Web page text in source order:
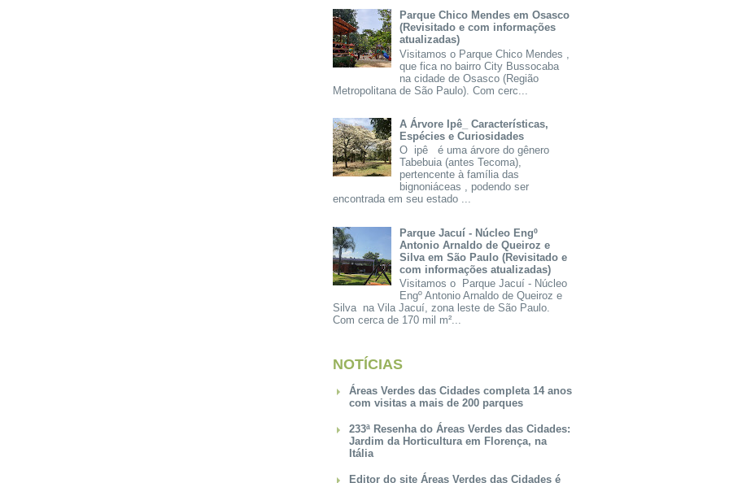
Parque Chico Mendes em Osasco
(Revisitado e com informações
atualizadas)
Visitamos o Parque Chico Mendes ,
que fica no bairro City Bussocaba
na cidade de Osasco (Região
Metropolitana de São Paulo). Com cerc...
A Árvore Ipê_ Características,
Espécies e Curiosidades
O ipê é uma árvore do gênero
Tabebuia (antes Tecoma),
pertencente à família das
bignoniáceas , podendo ser
encontrada em seu estado ...
Parque Jacuí - Núcleo Engº
Antonio Arnaldo de Queiroz e
Silva em São Paulo (Revisitado e
com informações atualizadas)
Visitamos o Parque Jacuí - Núcleo
Engº Antonio Arnaldo de Queiroz e
Silva na Vila Jacuí, zona leste de São Paulo.
Com cerca de 170 mil m²...
NOTÍCIAS
Áreas Verdes das Cidades completa 14 anos
com visitas a mais de 200 parques
233ª Resenha do Áreas Verdes das Cidades:
Jardim da Horticultura em Florença, na
Itália
Editor do site Áreas Verdes das Cidades é